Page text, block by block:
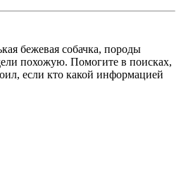
бежевая собачка, породы
похожую. Помогите в поисках,
если кто какой информацией